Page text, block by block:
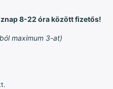
8-22 óra között fizetős!
maximum 3-at)